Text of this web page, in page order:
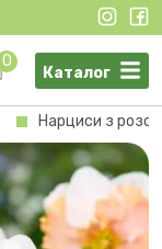
0
Каталог
Нарциси з